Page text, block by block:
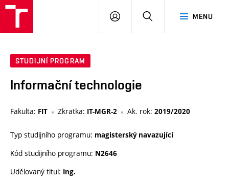
MENU
PŘIHLÁSIT
STUDIJNÍ PROGRAM
Informační technologie
Fakulta: FIT Zkratka: IT-MGR-2 Ak. rok: 2019/2020
Typ studijního programu: magisterský navazující
Kód studijního programu: N2646
Udělovaný titul: Ing.